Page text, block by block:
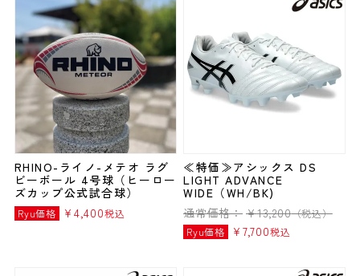
RHINO-ライノ-メテオ ラグ
ビーボール 4号球（ヒーロー
ズカップ公式試合球）
Ryu価格 ¥ 4,400税込
≪特価≫アシックス DS
LIGHT ADVANCE
WIDE（WH/BK)
通常価格： ¥13,200（税込）
Ryu価格
¥ 7,700税込